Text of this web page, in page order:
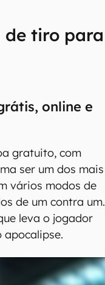
de tiro para
online e
gratuito, com
ser um dos mais
vários modos de
de um contra um.
leva o jogador
apocalipse.